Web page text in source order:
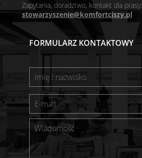
Zapytania, doradztwo, kontakt dla prasy:
stowarzyszenie@komfortciszy.pl
FORMULARZ KONTAKTOWY